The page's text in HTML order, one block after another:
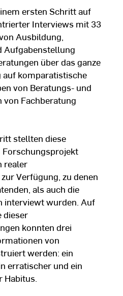
ersten Schritt auf
Interviews mit 33
Ausbildung,
Aufgabenstellung
über das ganze
auf komparatistische
von Beratungs- und
Fachberatung
stellten diese
Forschungsprojekt
realer
Verfügung, zu denen
als auch die
interviewt wurden. Auf
dieser
konnten drei
von
werden: ein
erratischer und ein